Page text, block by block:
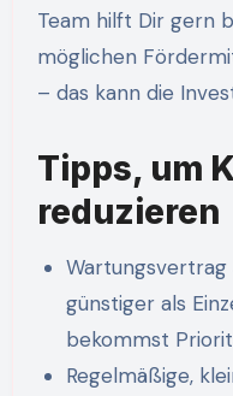
Team hilft Dir gern
möglichen
– das kann die
Tipps, um
reduzieren
günstiger als
bekommst
Regelmäßige,